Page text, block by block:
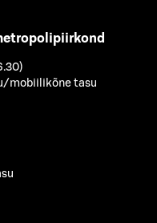
mobiilikõne tasu